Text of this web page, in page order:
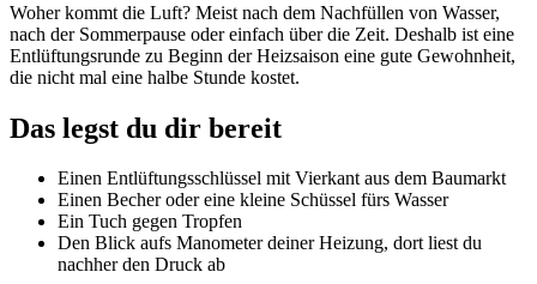
Woher kommt die Luft? Meist nach dem Nachfüllen von Wasser,
nach der Sommerpause oder einfach über die Zeit. Deshalb ist eine
Entlüftungsrunde zu Beginn der Heizsaison eine gute Gewohnheit,
die nicht mal eine halbe Stunde kostet.
Das legst du dir bereit
Einen Entlüftungsschlüssel mit Vierkant aus dem Baumarkt
Einen Becher oder eine kleine Schüssel fürs Wasser
Ein Tuch gegen Tropfen
Den Blick aufs Manometer deiner Heizung, dort liest du
nachher den Druck ab